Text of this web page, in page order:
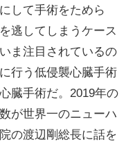
して手術をためら
逃してしまうケース
ま注目されているの
行う低侵襲心臓手術
臓手術だ。2019年の
が世界一のニューハ
の渡辺剛総長に話を